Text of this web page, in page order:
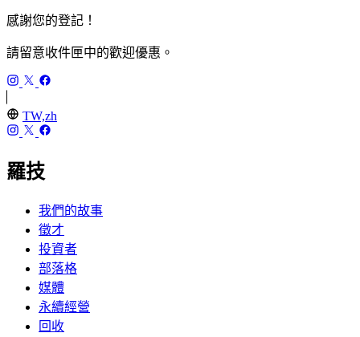
感謝您的登記！
請留意收件匣中的歡迎優惠。
TW,zh
羅技
我們的故事
徵才
投資者
部落格
媒體
永續經營
回收